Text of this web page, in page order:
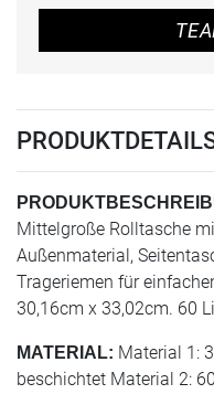
Mittelgroße Rolltasche
Außenmaterial,
Trageriemen für
30,16cm x 33,02cm. 60
MATERIAL: Material 1:
beschichtet Material 2: